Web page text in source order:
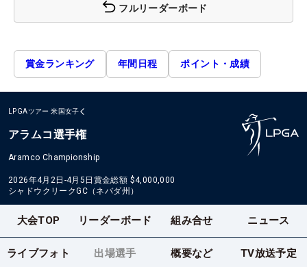
フルリーダーボード
賞金ランキング 年間日程 ポイント・成績
LPGAツアー 米国女子
アラムコ選手権
Aramco Championship
2026年4月2日-4月5日 賞金総額 $4,000,000
シャドウクリークGC（ネバダ州）
大会TOP リーダーボード 組み合せ ニュース
ライブフォト 出場選手 概要など TV放送予定